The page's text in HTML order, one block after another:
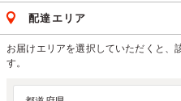
配達エリア
お届けエリアを選択していただくと、
す。